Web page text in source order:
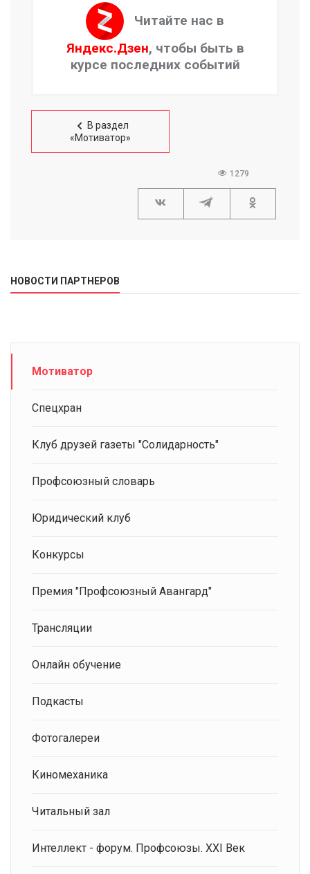
Читайте нас в
Яндекс.Дзен, чтобы быть в
курсе последних событий
В раздел
«Мотиватор»
1279
НОВОСТИ ПАРТНЕРОВ
Мотиватор
Спецхран
Клуб друзей газеты "Солидарность"
Профсоюзный словарь
Юридический клуб
Конкурсы
Премия "Профсоюзный Авангард"
Трансляции
Онлайн обучение
Подкасты
Фотогалереи
Киномеханика
Читальный зал
Интеллект - форум. Профсоюзы. XXI Век